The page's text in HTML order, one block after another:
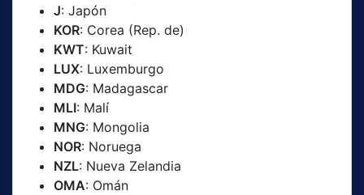
J: Japón
KOR: Corea (Rep. de)
KWT: Kuwait
LUX: Luxemburgo
MDG: Madagascar
MLI: Malí
MNG: Mongolia
NOR: Noruega
NZL: Nueva Zelandia
OMA: Omán